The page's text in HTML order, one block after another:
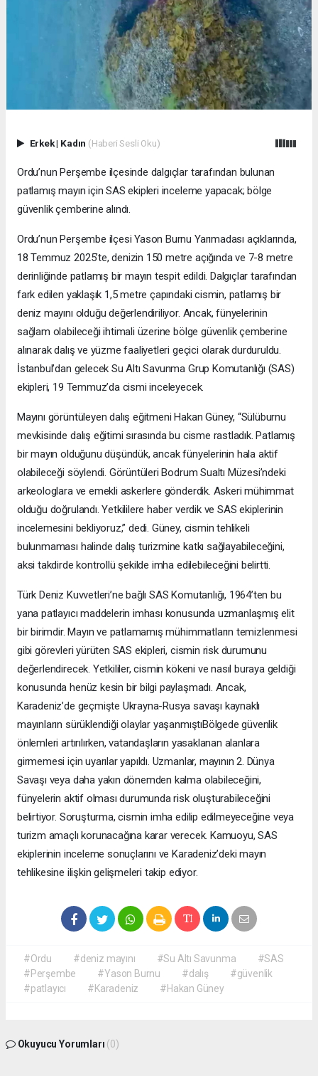
Erkek| Kadın (Haberi Sesli Oku)
Ordu’nun Perşembe ilçesinde dalgıçlar tarafından bulunan
patlamış mayın için SAS ekipleri inceleme yapacak; bölge
güvenlik çemberine alındı.
Ordu’nun Perşembe ilçesi Yason Burnu Yarımadası açıklarında,
18 Temmuz 2025’te, denizin 150 metre açığında ve 7-8 metre
derinliğinde patlamış bir mayın tespit edildi. Dalgıçlar tarafından
fark edilen yaklaşık 1,5 metre çapındaki cismin, patlamış bir
deniz mayını olduğu değerlendiriliyor. Ancak, fünyelerinin
sağlam olabileceği ihtimali üzerine bölge güvenlik çemberine
alınarak dalış ve yüzme faaliyetleri geçici olarak durduruldu.
İstanbul’dan gelecek Su Altı Savunma Grup Komutanlığı (SAS)
ekipleri, 19 Temmuz’da cismi inceleyecek.
Mayını görüntüleyen dalış eğitmeni Hakan Güney, “Sülüburnu
mevkisinde dalış eğitimi sırasında bu cisme rastladık. Patlamış
bir mayın olduğunu düşündük, ancak fünyelerinin hala aktif
olabileceği söylendi. Görüntüleri Bodrum Sualtı Müzesi’ndeki
arkeologlara ve emekli askerlere gönderdik. Askeri mühimmat
olduğu doğrulandı. Yetkililere haber verdik ve SAS ekiplerinin
incelemesini bekliyoruz,” dedi. Güney, cismin tehlikeli
bulunmaması halinde dalış turizmine katkı sağlayabileceğini,
aksi takdirde kontrollü şekilde imha edilebileceğini belirtti.
Türk Deniz Kuvvetleri’ne bağlı SAS Komutanlığı, 1964’ten bu
yana patlayıcı maddelerin imhası konusunda uzmanlaşmış elit
bir birimdir. Mayın ve patlamamış mühimmatların temizlenmesi
gibi görevleri yürüten SAS ekipleri, cismin risk durumunu
değerlendirecek. Yetkililer, cismin kökeni ve nasıl buraya geldiği
konusunda henüz kesin bir bilgi paylaşmadı. Ancak,
Karadeniz’de geçmişte Ukrayna-Rusya savaşı kaynaklı
mayınların sürüklendiği olaylar yaşanmıştıBölgede güvenlik
önlemleri artırılırken, vatandaşların yasaklanan alanlara
girmemesi için uyarılar yapıldı. Uzmanlar, mayının 2. Dünya
Savaşı veya daha yakın dönemden kalma olabileceğini,
fünyelerin aktif olması durumunda risk oluşturabileceğini
belirtiyor. Soruşturma, cismin imha edilip edilmeyeceğine veya
turizm amaçlı korunacağına karar verecek. Kamuoyu, SAS
ekiplerinin inceleme sonuçlarını ve Karadeniz’deki mayın
tehlikesine ilişkin gelişmeleri takip ediyor.
#Ordu #deniz mayını #Su Altı Savunma
#SAS
#Perşembe
#Yason Burnu #dalış
#güvenlik
#patlayıcı
#Karadeniz #Hakan Güney
Okuyucu Yorumları (0)